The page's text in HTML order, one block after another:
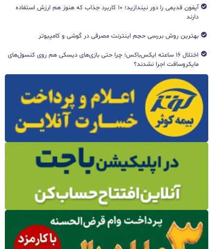
آیفون قدیمی را دور نیندازید؛ ۱۰ کاربرد جذاب که هنوز هم ارزش استفاده
دارند
بهترین روش بررسی حجم اینترنت مصرفی در گوشی و کامپیوتر
اختلال ۱۶ ساعته ایکس‌باکس؛ چرا حتی بازی‌های دیسکی هم روی کنسول‌های
مایکروسافت اجرا نشدند؟